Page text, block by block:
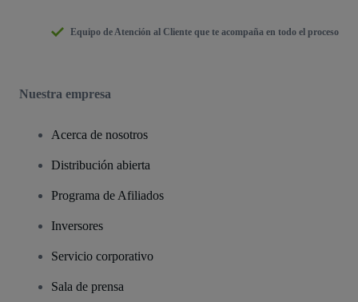
Equipo de Atención al Cliente que te acompaña en todo el proceso
Nuestra empresa
Acerca de nosotros
Distribución abierta
Programa de Afiliados
Inversores
Servicio corporativo
Sala de prensa